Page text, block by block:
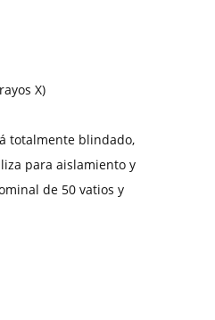
X)
totalmente blindado,
para aislamiento y
de 50 vatios y